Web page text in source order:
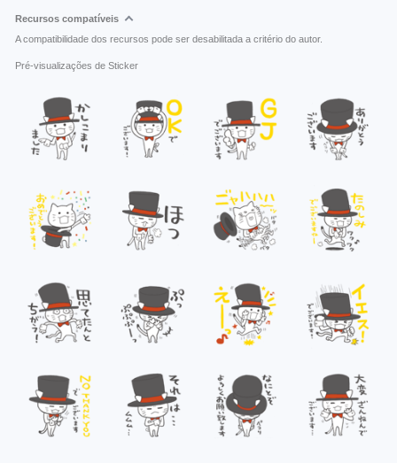
Recursos compatíveis
A compatibilidade dos recursos pode ser desabilitada a critério do autor.
Pré-visualizações de Sticker